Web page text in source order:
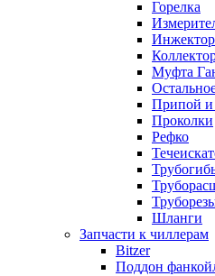
Горелка
Инжектор
Муфта
Припой
Проколки
Рефко
Шланги
Запчасти к чиллерам
Bitzer
Поддон